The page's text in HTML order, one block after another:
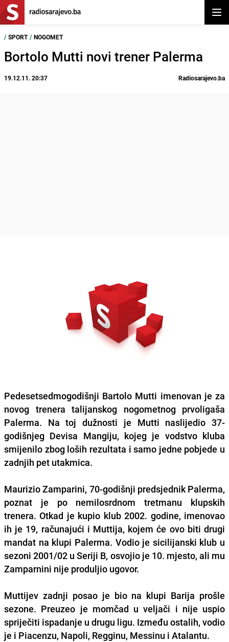
/ SPORT / NOGOMET
Bortolo Mutti novi trener Palerma
19.12.11. 20:37 Radiosarajevo.ba
Pedesetsedmogodišnji Bartolo Mutti imenovan je za
novog trenera talijanskog nogometnog prvoligaša
Palerma. Na toj dužnosti je Mutti naslijedio 37-
godišnjeg Devisa Mangiju, kojeg je vodstvo kluba
smijenilo zbog loših rezultata i samo jedne pobjede u
zadnjih pet utakmica.
Maurizio Zamparini, 70-godišnji predsjednik Palerma,
poznat je po nemilosrdnom tretmanu klupskih
trenera. Otkad je kupio klub 2002. godine, imenovao
ih je 19, računajući i Muttija, kojem će ovo biti drugi
mandat na klupi Palerma. Vodio je sicilijanski klub u
sezoni 2001/02 u Seriji B, osvojio je 10. mjesto, ali mu
Zamparnini nije produljio ugovor.
Muttijev zadnji posao je bio na klupi Barija prošle
sezone. Preuzeo je momčad u veljači i nije uspio
spriječiti ispadanje u drugu ligu. Između ostalih, vodio
je i Piacenzu, Napoli, Regginu, Messinu i Atalantu.